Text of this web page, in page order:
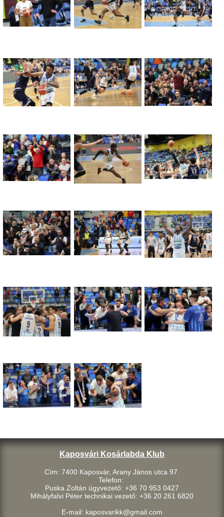
Kaposvári Kosárlabda Klub
Cím: 7400 Kaposvár, Arany János utca 97.
Telefon:
Puska Zoltán ügyvezető: +36 70 953 0427
Mihályfalvi Péter technikai vezető: +36 20 261 6820
E-mail: kaposvarikk@gmail.com